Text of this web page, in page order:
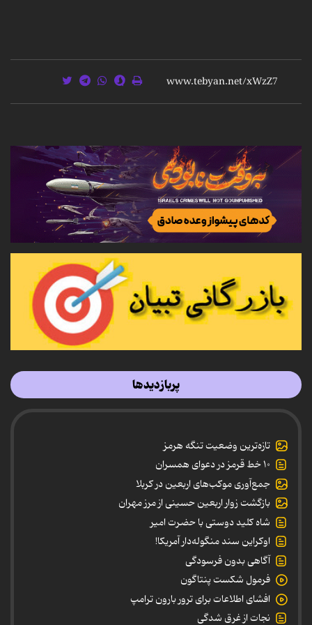
پربازدیدها
تازه‌ترین وضعیت تنگه هرمز
۱۰ خط قرمز در دعوای همسران
جمع‌آوری موکب‌های اربعین در کربلا
بازگشت زوار اربعین حسینی از مرز مهران
شاه کلید دوستی با حضرت امیر
اوکراین سند منگوله‌دار آمریکا!
آگاهی بدون فرسودگی
فرمول شکست پنتاگون
افشای اطلاعات برای ترور بارون ترامپ
نجات از غرق شدگی